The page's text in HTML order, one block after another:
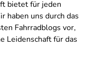
bietet für jeden
haben uns durch das
Fahrradblogs vor,
Leidenschaft für das